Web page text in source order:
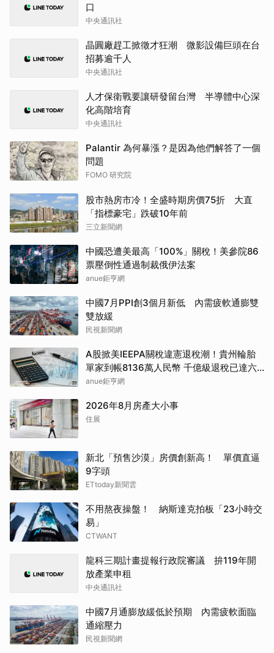
口
中央通訊社
晶圓廠趕工掀徵才狂潮 微影設備巨頭在台
招募逾千人
中央通訊社
人才保衛戰要讓研發留台灣 半導體中心深
化高階培育
中央通訊社
Palantir 為何暴漲？是因為他們解答了一個
問題
FOMO 研究院
股市熱房市冷！全盛時期房價75折 大直
「指標豪宅」跌破10年前
三立新聞網
中國恐遭美最高「100%」關稅！美參院86
票壓倒性通過制裁俄伊法案
anue鉅亨網
中國7月PPI創3個月新低 內需疲軟通膨雙
雙放緩
民視新聞網
A股掀美IEEPA關稅違憲退稅潮！貴州輪胎
單家到帳8136萬人民幣 千億級退稅已達六
成
anue鉅亨網
2026年8月房產大小事
住展
新北「預售沙漠」房價創新高！ 單價直逼
9字頭
ETtoday新聞雲
不用熬夜操盤！ 納斯達克拍板「23小時交
易」
CTWANT
龍科三期計畫提報行政院審議 拚119年開
放產業申租
中央通訊社
中國7月通膨放緩低於預期 內需疲軟面臨
通縮壓力
民視新聞網